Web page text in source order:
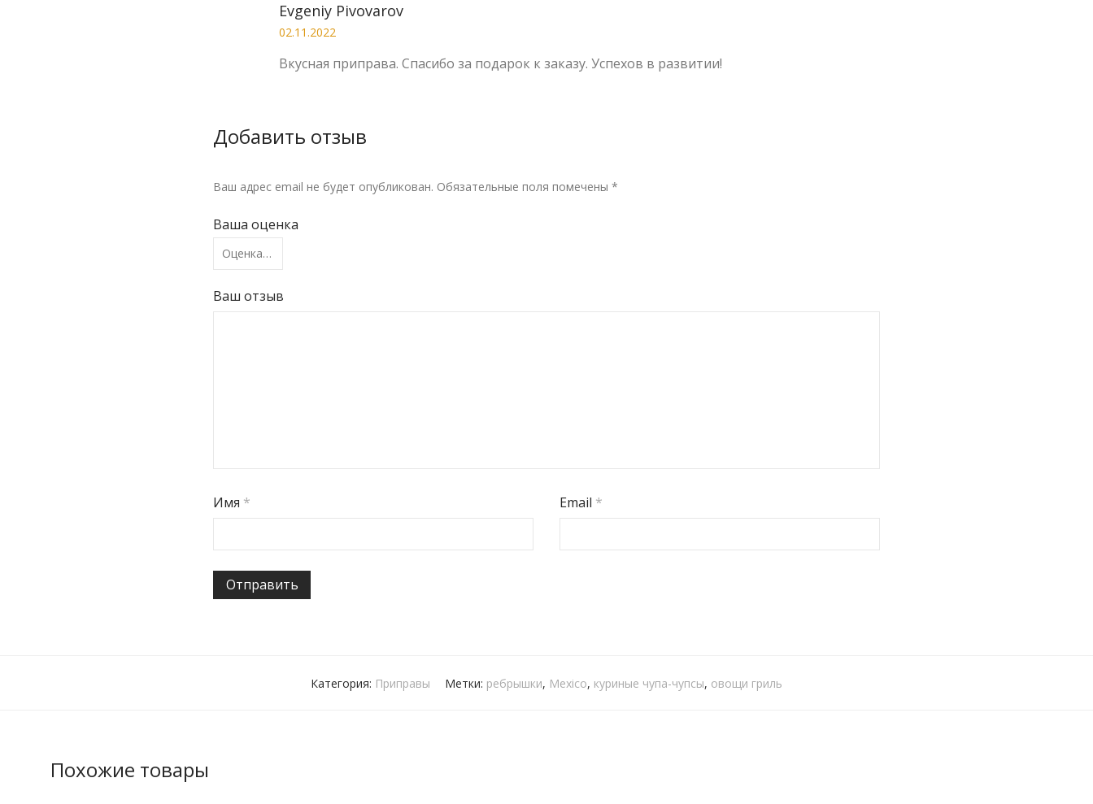
Evgeniy Pivovarov
02.11.2022
Вкусная приправа. Спасибо за подарок к заказу. Успехов в развитии!
Добавить отзыв
Ваш адрес email не будет опубликован. Обязательные поля помечены *
Ваша оценка
Ваш отзыв
Имя * Email *
Категория: Приправы Метки: ребрышки, Mexico, куриные чупа-чупсы, овощи гриль
Похожие товары